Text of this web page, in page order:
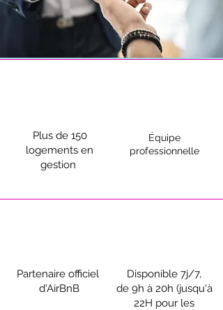
Plus de 150
logements en
gestion
Équipe
professionnelle
Partenaire officiel
d'AirBnB
Disponible 7j/7,
de 9h à 20h (jusqu'à
22H pour les